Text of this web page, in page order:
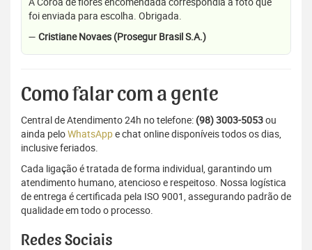
foi enviada para escolha. Obrigada.
— Cristiane Novaes (Prosegur Brasil S.A.)
Como falar com a gente
Central de Atendimento 24h no telefone: (98) 3003-5053ou
ainda peloWhatsAppe chat online disponíveis todos os dias,
inclusive feriados.
Cada ligação é tratada de forma individual, garantindo um
atendimento humano, atencioso e respeitoso. Nossa logística
de entrega é certificada pela ISO 9001, assegurando padrão de
qualidade em todo o processo.
Redes Sociais